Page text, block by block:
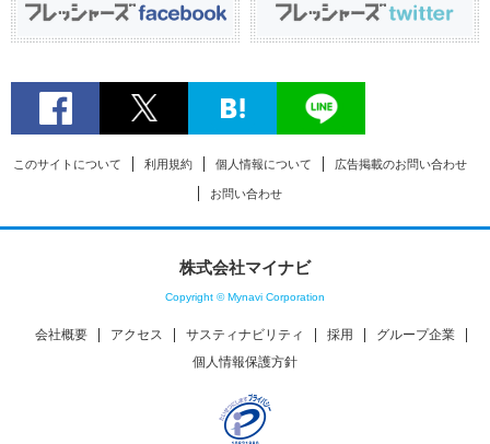
このサイトについて 利用規約 個人情報について 広告掲載のお問い合わせ
お問い合わせ
株式会社マイナビ
Copyright © Mynavi Corporation
会社概要 アクセス サスティナビリティ 採用
グループ企業
個人情報保護方針